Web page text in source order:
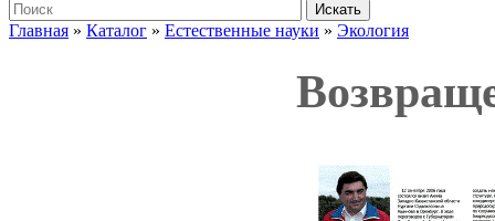
Искать
Главная » Каталог » Естественные науки » Экология